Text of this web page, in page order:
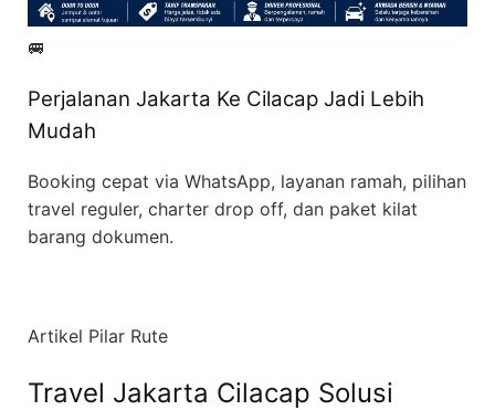
🚐
Perjalanan Jakarta Ke Cilacap Jadi Lebih
Mudah
Booking cepat via WhatsApp, layanan ramah, pilihan
travel reguler, charter drop off, dan paket kilat
barang dokumen.
Artikel Pilar Rute
Travel Jakarta Cilacap Solusi